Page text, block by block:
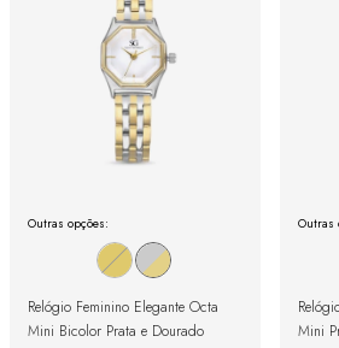
Outras opções:
Relógio Feminino Elegante Octa
Mini Bicolor Prata e Dourado
Outras
Mini